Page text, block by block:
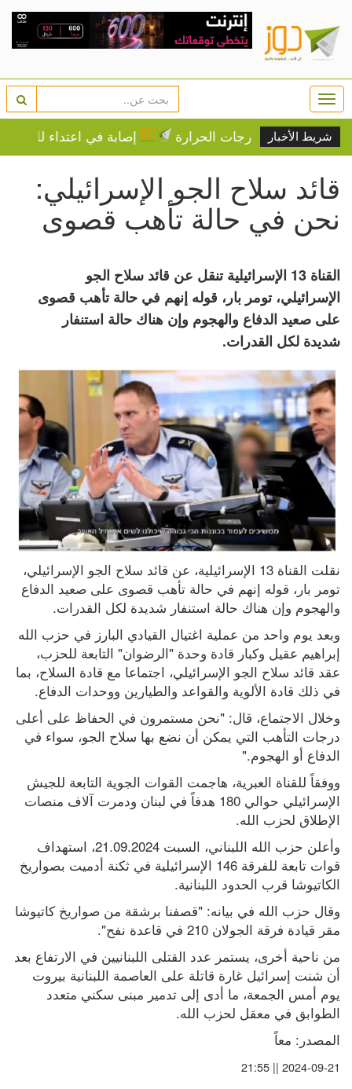
شريط الأخبار
على درجات الحرارة إصابة في اعتداء
قائد سلاح الجو الإسرائيلي:
نحن في حالة تأهب قصوى
القناة 13 الإسرائيلية تنقل عن قائد سلاح الجو
الإسرائيلي، تومر بار، قوله إنهم في حالة تأهب قصوى
على صعيد الدفاع والهجوم وإن هناك حالة استنفار
شديدة لكل القدرات.
والهجوم وإن هناك حالة استنفار شديدة لكل القدرات.
في ذلك قادة الألوية والقواعد والطيارين ووحدات الدفاع.
الدفاع أو الهجوم."
الإطلاق لحزب الله.
الكاتيوشا قرب الحدود اللبنانية.
مقر قيادة فرقة الجولان 210 في قاعدة نفح".
الطوابق في معقل لحزب الله.
المصدر: معاً
2024-09-21 || 21:55